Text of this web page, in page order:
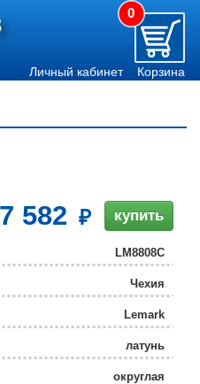
0
Личный кабинет Корзина
7 582 купить
LM8808C
Чехия
Lemark
латунь
округлая